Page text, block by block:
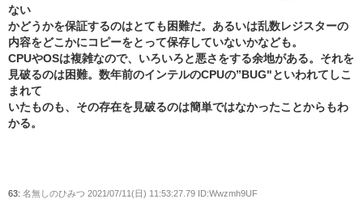
ない
かどうかを保証するのはとても困難だ。あるいは乱数レジスターの
内容をどこかにコピーをとって保存していないかなども。
CPUやOSは複雑なので、いろいろと悪さをする余地がある。それを
見破るのは困難。数年前のインテルのCPUの”BUG"といわれてしこ
まれて
いたものも、その存在を見破るのは簡単ではなかったことからもわ
かる。
63: 名無しのひみつ 2021/07/11(日) 11:53:27.79 ID:Wwzmh9UF